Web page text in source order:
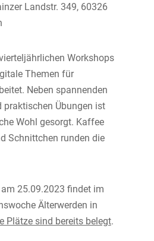
Landstr. 349, 60326
Workshops
Themen für
Neben spannenden
Übungen ist
Wohl gesorgt. Kaffee
Schnittchen runden die
25.09.2023 findet im
Älterwerden in
Plätze sind bereits belegt.